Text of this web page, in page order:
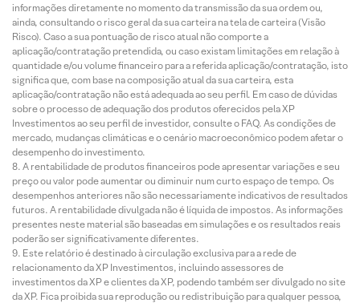
informações diretamente no momento da transmissão da sua ordem ou,
ainda, consultando o risco geral da sua carteira na tela de carteira (Visão
Risco). Caso a sua pontuação de risco atual não comporte a
aplicação/contratação pretendida, ou caso existam limitações em relação à
quantidade e/ou volume financeiro para a referida aplicação/contratação, isto
significa que, com base na composição atual da sua carteira, esta
aplicação/contratação não está adequada ao seu perfil. Em caso de dúvidas
sobre o processo de adequação dos produtos oferecidos pela XP
Investimentos ao seu perfil de investidor, consulte o FAQ. As condições de
mercado, mudanças climáticas e o cenário macroeconômico podem afetar o
desempenho do investimento.
A rentabilidade de produtos financeiros pode apresentar variações e seu
preço ou valor pode aumentar ou diminuir num curto espaço de tempo. Os
desempenhos anteriores não são necessariamente indicativos de resultados
futuros. A rentabilidade divulgada não é líquida de impostos. As informações
presentes neste material são baseadas em simulações e os resultados reais
poderão ser significativamente diferentes.
Este relatório é destinado à circulação exclusiva para a rede de
relacionamento da XP Investimentos, incluindo assessores de
investimentos da XP e clientes da XP, podendo também ser divulgado no site
da XP. Fica proibida sua reprodução ou redistribuição para qualquer pessoa,